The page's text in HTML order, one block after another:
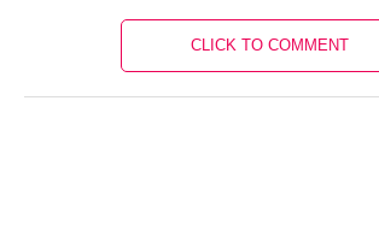
CLICK TO COMMENT